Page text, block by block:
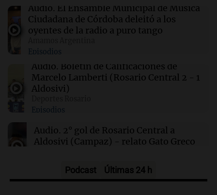
23:18 Mundo
México establece un nuevo récord con 393
medallas en los Juegos Centroamericanos
23:12 Sociedad
Evacuación en Monte Castro por derrame de
oxígeno líquido en plena calle
Midland se impone ante Deportivo Maipú y se
Audio. El Ensamble Municipal de Música
Ciudadana de Córdoba deleitó a los
oyentes de la radio a puro tango
Episodios
Audio. Boletín de Calificaciones de
Marcelo Lamberti (Rosario Central 2 - 1
Aldosivi)
Episodios
Audio. 2° gol de Rosario Central a
Aldosivi (Campaz) - relato Gato Greco
Audio.Nuevo desarrollo urbano y casa
Podcast Últimas 24 h